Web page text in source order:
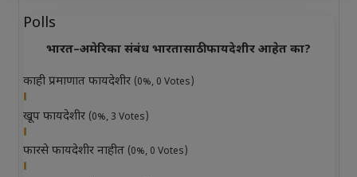
Polls
भारत–अमेरिका संबंध भारतासाठी फायदेशीर आहेत का?
काही प्रमाणात फायदेशीर (0%, 0 Votes)
खूप फायदेशीर (0%, 3 Votes)
फारसे फायदेशीर नाहीत (0%, 0 Votes)